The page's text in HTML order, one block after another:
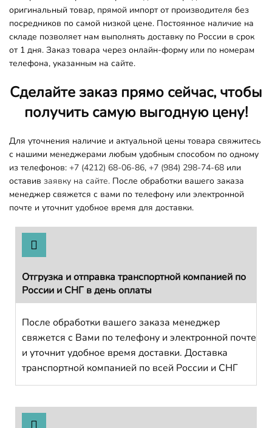
оригинальный товар, прямой импорт от производителя без
посредников по самой низкой цене. Постоянное наличие на
складе позволяет нам выполнять доставку по России в срок
от 1 дня. Заказ товара через онлайн-форму или по номерам
телефона, указанным на сайте.
Сделайте заказ прямо сейчас, чтобы
получить самую выгодную цену!
Для уточнения наличие и актуальной цены товара свяжитесь
с нашими менеджерами любым удобным способом по одному
из телефонов: +7 (4212) 68-06-86, +7 (984) 298-74-68 или
оставив заявку на сайте. После обработки вашего заказа
менеджер свяжется с вами по телефону или электронной
почте и уточнит удобное время для доставки.
Отгрузка и отправка транспортной компанией по
России и СНГ в день оплаты
После обработки вашего заказа менеджер
свяжется с Вами по телефону и электронной почте
и уточнит удобное время доставки. Доставка
транспортной компанией по всей России и СНГ